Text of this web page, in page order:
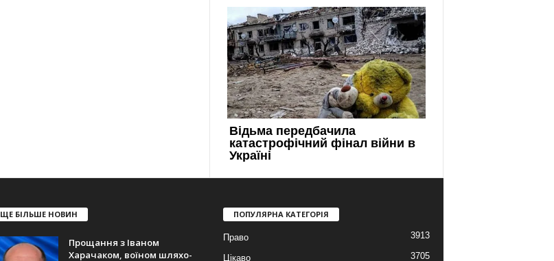
ЩЕ БІЛЬШЕ НОВИН
Прощання з Іваном
Харачаком, воїном шляхо-
ПОПУЛЯРНА КАТЕГОРІЯ
Право 3913
Цікаво 3705